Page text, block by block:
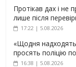
Протікав дах і не
лише після
17:22 | 5.08.2026
«Щодня надходять
просять поліцію
16:38 | 5.08.2026